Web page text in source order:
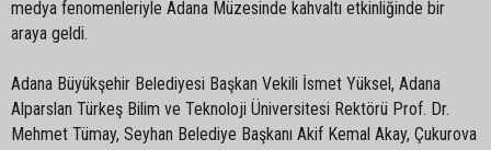
medya fenomenleriyle Adana Müzesinde kahvaltı etkinliğinde bir
araya geldi.
Adana Büyükşehir Belediyesi Başkan Vekili İsmet Yüksel, Adana
Alparslan Türkeş Bilim ve Teknoloji Üniversitesi Rektörü Prof. Dr.
Mehmet Tümay, Seyhan Belediye Başkanı Akif Kemal Akay, Çukurova